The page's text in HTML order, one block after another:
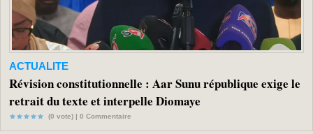
ACTUALITE
Révision constitutionnelle : Aar Sunu république exige le
retrait du texte et interpelle Diomaye
(0 vote) | 0 Commentaire